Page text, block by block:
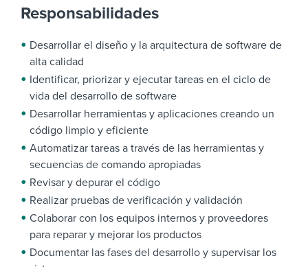
Responsabilidades
Desarrollar el diseño y la arquitectura de software de
alta calidad
Identificar, priorizar y ejecutar tareas en el ciclo de
vida del desarrollo de software
Desarrollar herramientas y aplicaciones creando un
código limpio y eficiente
Automatizar tareas a través de las herramientas y
secuencias de comando apropiadas
Revisar y depurar el código
Realizar pruebas de verificación y validación
Colaborar con los equipos internos y proveedores
para reparar y mejorar los productos
Documentar las fases del desarrollo y supervisar los